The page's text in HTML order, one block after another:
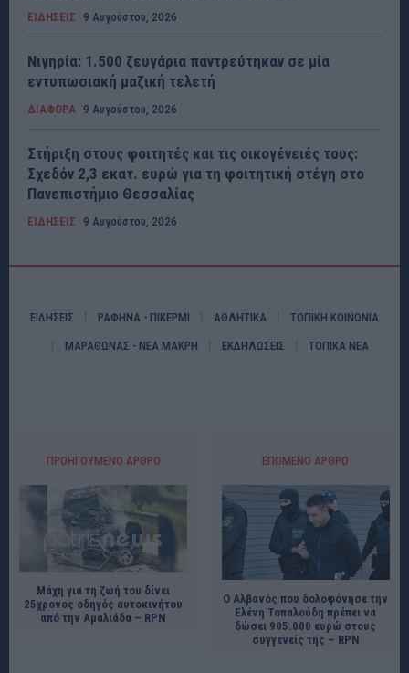
ΕΙΔΗΣΕΙΣ 9 Αυγούστου, 2026
Νιγηρία: 1.500 ζευγάρια παντρεύτηκαν σε μία
εντυπωσιακή μαζική τελετή
ΔΙΑΦΟΡΑ 9 Αυγούστου, 2026
Στήριξη στους φοιτητές και τις οικογένειές τους:
Σχεδόν 2,3 εκατ. ευρώ για τη φοιτητική στέγη στο
Πανεπιστήμιο Θεσσαλίας
ΕΙΔΗΣΕΙΣ 9 Αυγούστου, 2026
ΕΙΔΗΣΕΙΣ ΡΑΦΗΝΑ - ΠΙΚΕΡΜΙ ΑΘΛΗΤΙΚΑ ΤΟΠΙΚΗ ΚΟΙΝΩΝΙΑ
ΜΑΡΑΘΩΝΑΣ - ΝΕΑ ΜΑΚΡΗ ΕΚΔΗΛΩΣΕΙΣ ΤΟΠΙΚΑ ΝΕΑ
ΠΡΟΗΓΟΎΜΕΝΟ ΆΡΘΡΟ
Μάχη για τη ζωή του δίνει
25χρονος οδηγός αυτοκινήτου
από την Αμαλιάδα – RPN
ΕΠΌΜΕΝΟ ΆΡΘΡΟ
Ο Αλβανός που δολοφόνησε την
Ελένη Τοπαλούδη πρέπει να
δώσει 905.000 ευρώ στους
συγγενείς της – RPN